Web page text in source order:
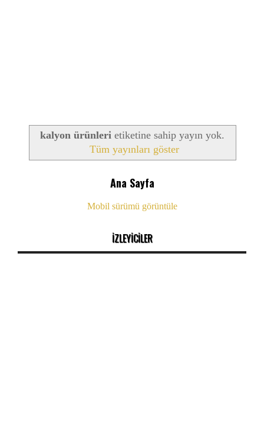
kalyon ürünleri etiketine sahip yayın yok.
Tüm yayınları göster
Ana Sayfa
Mobil sürümü görüntüle
İZLEYİCİLER